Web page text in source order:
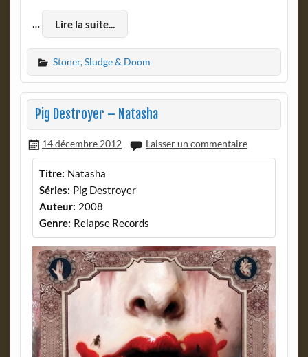
… Lire la suite...
Stoner, Sludge & Doom
Pig Destroyer – Natasha
14 décembre 2012 Laisser un commentaire
Titre: Natasha
Séries: Pig Destroyer
Auteur: 2008
Genre: Relapse Records